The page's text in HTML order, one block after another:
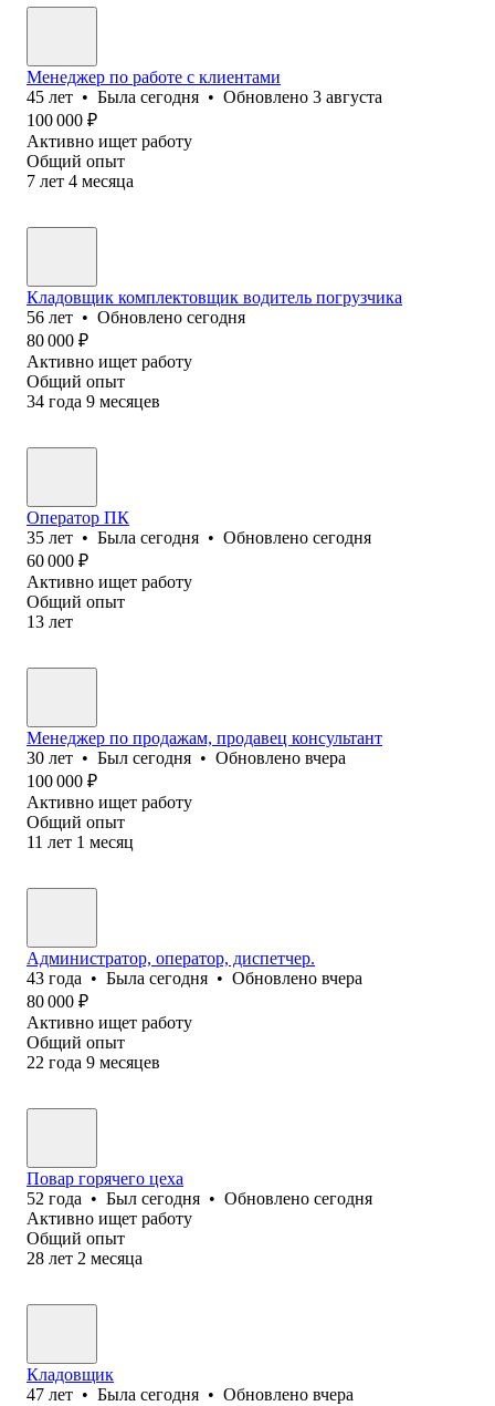
Менеджер по работе с клиентами
45 лет • Была сегодня • Обновлено 3 августа
100 000 ₽
Активно ищет работу
Общий опыт
7 лет 4 месяца
Кладовщик комплектовщик водитель погрузчика
56 лет • Обновлено сегодня
80 000 ₽
Активно ищет работу
Общий опыт
34 года 9 месяцев
Оператор ПК
35 лет • Была сегодня • Обновлено сегодня
60 000 ₽
Активно ищет работу
Общий опыт
13 лет
Менеджер по продажам, продавец консультант
30 лет • Был сегодня • Обновлено вчера
100 000 ₽
Активно ищет работу
Общий опыт
11 лет 1 месяц
Администратор, оператор, диспетчер.
43 года • Была сегодня • Обновлено вчера
80 000 ₽
Активно ищет работу
Общий опыт
22 года 9 месяцев
Повар горячего цеха
52 года • Был сегодня • Обновлено сегодня
Активно ищет работу
Общий опыт
28 лет 2 месяца
Кладовщик
47 лет • Была сегодня • Обновлено вчера